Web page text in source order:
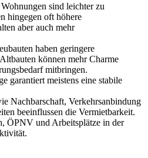
Wohnungen sind leichter zu
hingegen oft höhere
aber auch mehr
haben geringere
können mehr Charme
mitbringen.
garantiert meistens eine stabile
Nachbarschaft, Verkehrsanbindung
beeinflussen die Vermietbarkeit.
ÖPNV und Arbeitsplätze in der